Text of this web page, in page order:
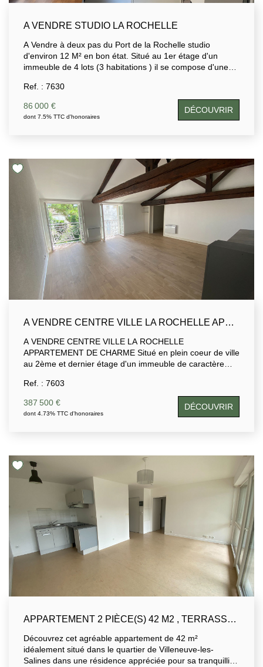
A VENDRE STUDIO LA ROCHELLE
A Vendre à deux pas du Port de la Rochelle studio
d'environ 12 M² en bon état. Situé au 1er étage d'un
immeuble de 4 lots (3 habitations ) il se compose d'une
pour un Pied à terre ou un investissement locatif . (loyer
Ref. : 7630
86 000 €
dont 7.5% TTC d'honoraires
DÉCOUVRIR
A VENDRE CENTRE VILLE LA ROCHELLE APPARTEMENT D'ENVIRON 90M² 2 CHAMBRES
A VENDRE CENTRE VILLE LA ROCHELLE
APPARTEMENT DE CHARME Situé en plein coeur de ville
au 2ème et dernier étage d'un immeuble de caractère
m² qui se compose d'une entrée(placard), d'un séjour
avec une cuisine ouverte, d'un wc, d'une salle de bains,
de deux chambres dont une avec salle de bains et wc.
Ref. : 7603
387 500 €
dont 4.73% TTC d'honoraires
DÉCOUVRIR
APPARTEMENT 2 PIÈCE(S) 42 M2 , TERRASSE ,ASCENSEUR, ET GARAGE
Découvrez cet agréable appartement de 42 m²
idéalement situé dans le quartier de Villeneuve-les-
Salines dans une résidence appréciée pour sa tranquillité